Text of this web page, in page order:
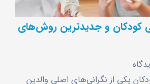
کودکان و جدیدترین روش‌های
یکی از نگرانی‌های اصلی والدین